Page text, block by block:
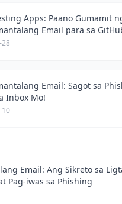
Apps: Paano Gumamit
Email para sa
Spam!
Email: Sagot sa
Inbox Mo!
10
Email: Ang Sikreto sa
Pag-iwas sa Phishing